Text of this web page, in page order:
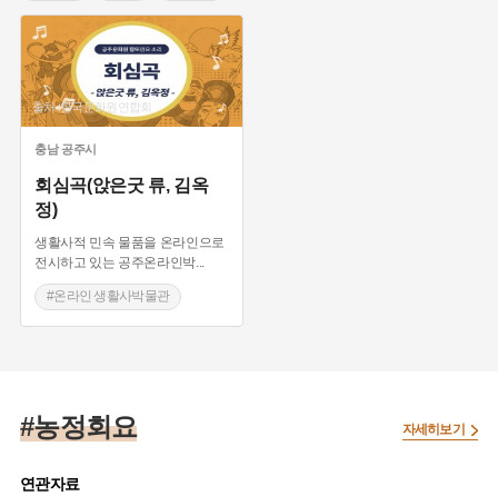
#여성독립운동가 #조선시대 문신
#김마리아 #여성 독립운동가
#문화유산 #노원구 #마을
#경기도설화 #강서구 #공예품
#지명유래
#용인의 전설 #끈기 #산성
#의병활동
#남자현
출처 :한국문화원연합회
충남 공주시
회심곡(앉은굿 류, 김옥
정)
생활사적 민속 물품을 온라인으로
전시하고 있는 공주온라인박
#온라인 생활사박물관
#향토민요 #회심곡
#농정회요
연관자료
자세히보기